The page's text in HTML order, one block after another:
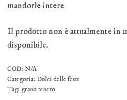
mandorle intere
Il prodotto non è attualmente in
disponibile.
COD: N/A
Categoria: Dolci delle feste
Tag: grano tenero